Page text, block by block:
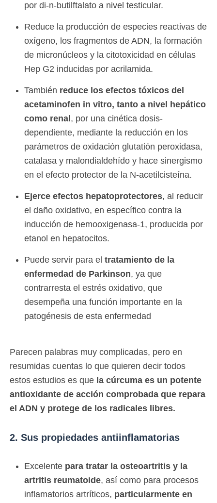
por di-n-butilftalato a nivel testicular.
Reduce la producción de especies reactivas de
oxígeno, los fragmentos de ADN, la formación
de micronúcleos y la citotoxicidad en células
Hep G2 inducidas por acrilamida.
También reduce los efectos tóxicos del
acetaminofen in vitro, tanto a nivel hepático
como renal , por una cinética dosis-
dependiente, mediante la reducción en los
parámetros de oxidación glutatión peroxidasa,
catalasa y malondialdehído y hace sinergismo
en el efecto protector de la N-acetilcisteína.
Ejerce efectos hepatoprotectores, al reducir
el daño oxidativo, en específico contra la
inducción de hemooxigenasa-1, producida por
etanol en hepatocitos.
Puede servir para el tratamiento de la
enfermedad de Parkinson, ya que
contrarresta el estrés oxidativo, que
desempeña una función importante en la
patogénesis de esta enfermedad
Parecen palabras muy complicadas, pero en
resumidas cuentas lo que quieren decir todos
estos estudios es que la cúrcuma es un potente
antioxidante de acción comprobada que repara
el ADN y protege de los radicales libres.
2. Sus propiedades antiinflamatorias
Excelente para tratar la osteoartritis y la
artritis reumatoide, así como para procesos
inflamatorios artríticos, particularmente en